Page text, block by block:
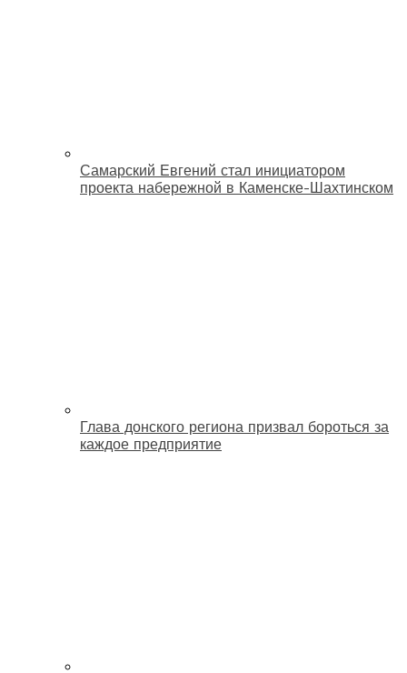
Самарский Евгений стал инициатором
проекта набережной в Каменске-Шахтинском
Глава донского региона призвал бороться за
каждое предприятие